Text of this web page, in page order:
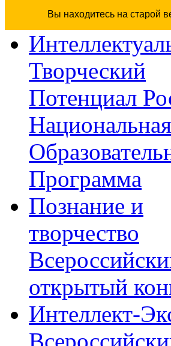
Вы находитесь на старой
Творческий
Потенциал
Национальная
Программа
Познание и
творчество
открытый
Интеллект-